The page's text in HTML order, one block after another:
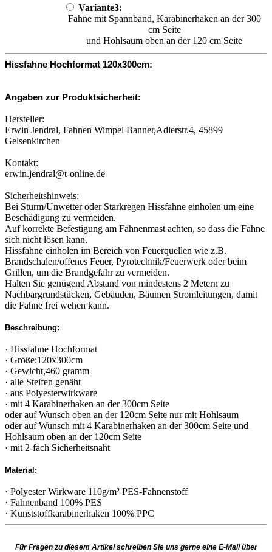
Variante3:
Fahne mit Spannband, Karabinerhaken an der 300
cm Seite
und Hohlsaum oben an der 120 cm Seite
Hissfahne Hochformat 120x300cm:
Angaben zur Produktsicherheit:
Hersteller:
Erwin Jendral, Fahnen Wimpel Banner,Adlerstr.4, 45899
Gelsenkirchen
Kontakt:
erwin.jendral@t-online.de
Sicherheitshinweis:
Bei Sturm/Unwetter oder Starkregen Hissfahne einholen um eine
Beschädigung zu vermeiden.
Auf korrekte Befestigung am Fahnenmast achten, so dass die Fahne
sich nicht lösen kann.
Hissfahne einholen im Bereich von Feuerquellen wie z.B.
Brandschalen/offenes Feuer, Pyrotechnik/Feuerwerk oder beim
Grillen, um die Brandgefahr zu vermeiden.
Halten Sie genügend Abstand von mindestens 2 Metern zu
Nachbargrundstücken, Gebäuden, Bäumen Stromleitungen, damit
die Fahne frei wehen kann.
Beschreibung:
· Hissfahne Hochformat
· Größe:120x300cm
· Gewicht,460 gramm
· alle Steifen genäht
· aus Polyesterwirkware
· mit 4 Karabinerhaken an der 300cm Seite
oder auf Wunsch oben an der 120cm Seite nur mit Hohlsaum
oder auf Wunsch mit 4 Karabinerhaken an der 300cm Seite und
Hohlsaum oben an der 120cm Seite
· mit 2-fach Sicherheitsnaht
Material:
· Polyester Wirkware 110g/m² PES-Fahnenstoff
· Fahnenband 100% PES
· Kunststoffkarabinerhaken 100% PPC
Für Fragen zu diesem Artikel schreiben Sie uns gerne eine E-Mail über